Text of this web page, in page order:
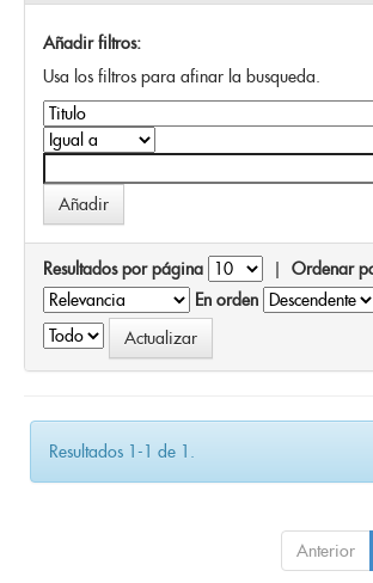
Añadir filtros:
Usa los filtros para afinar la busqueda.
Resultados por página | Ordenar
En orden
Resultados 1-1 de 1.
Anterior